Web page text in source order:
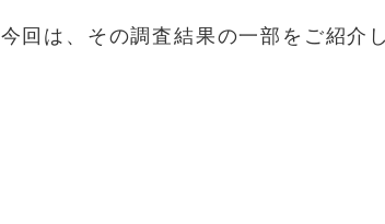
今回は、その調査結果の一部をご紹介